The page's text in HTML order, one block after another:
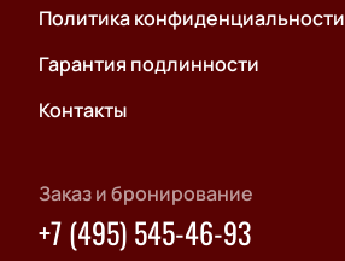
Политика конфиденциальности
Гарантия подлинности
Контакты
Заказ и бронирование
+7 (495) 545-46-93